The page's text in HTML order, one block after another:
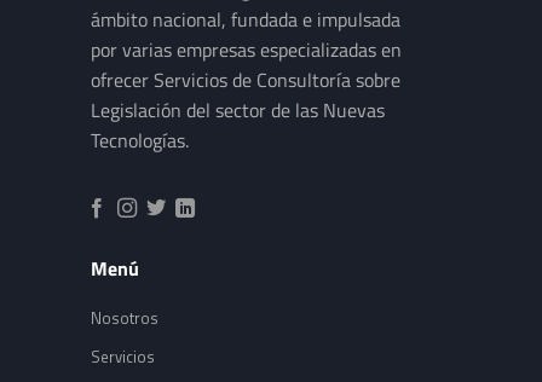
ámbito nacional, fundada e impulsada
por varias empresas especializadas en
ofrecer Servicios de Consultoría sobre
Legislación del sector de las Nuevas
Tecnologías.
Menú
Nosotros
Servicios